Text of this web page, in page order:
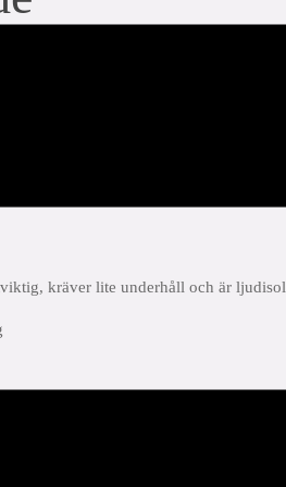
kräver lite underhåll och är